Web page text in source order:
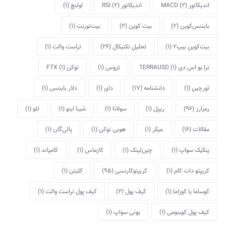
اندیکاتور MACD (2) اندیکاتور RSI (2) اولنچ(1)
بایننس‌کوین(2) بیت کوین(2) بیت‌تورنت(1)
بیت‌کوین بیپ2 (1) تحلیل تکنیکال(26) تراست والت(1)
ترا یو اس دی TERRAUSD(1) تزوس(1) توکن FTX(1)
ثورچین(1) دانشنامه(17) دای(1) دلار بایننس(1)
رمزارز (96) ریپل(1) سولانا (1) شیبا اینو(1) لئو(1)
مقالات(16) میکر (1) هوبی توکن(1) پالی‌گان(1)
پنکیک سواپ(1) چین‌لینک(1) کازماس(1) کامپاند(1)
کریپتو دات کام(1) کریپتوکارنسی(95) کلیتن(1)
کوساما یا کوزاما (1) کیف پول(2) کیف پول تراست والت(1)
کیف پول کوینومی(1) یونی سواپ(1)